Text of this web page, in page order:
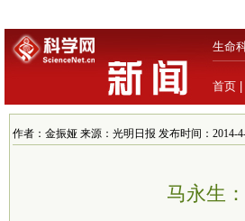
生命
首页
作者：金振娅 来源：光明日报 发布时间：2014-
马永生